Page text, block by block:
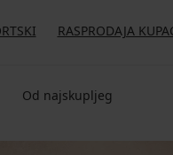
RASPRODAJA
Od najskupljeg